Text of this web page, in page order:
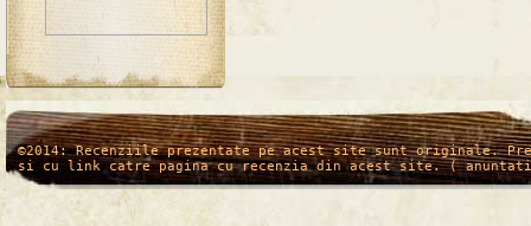
/* */
©2014: Recenziile prezentate pe acest site sunt originale.
si cu link catre pagina cu recenzia din acest site. (